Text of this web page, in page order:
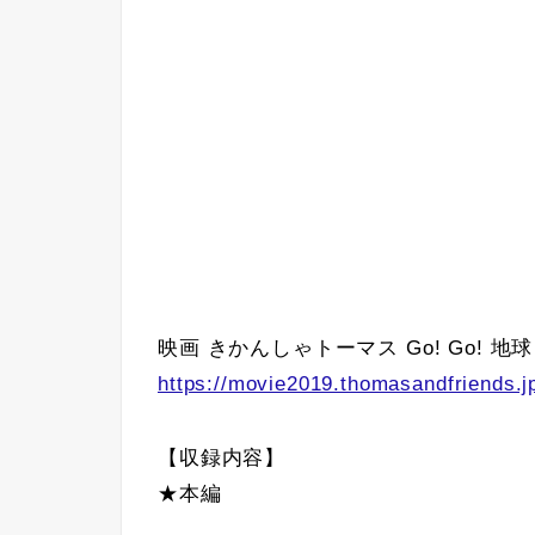
映画 きかんしゃトーマス Go! Go! 地
https://
【収録内容】
★本編